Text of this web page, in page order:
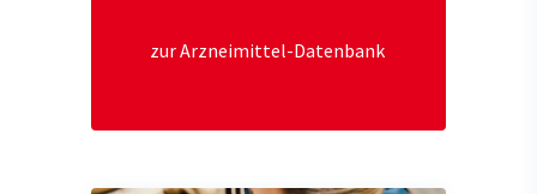
zur Arzneimittel-Datenbank